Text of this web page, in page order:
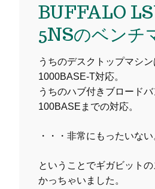
BUFFALO
5NSのベンチ
うちのデスクトップマシ
1000BASE-T対応。
うちのハブ付きブロードバ
100BASEまでの対応。
・・・非常にもったいない
ということでギガビット
かっちゃいました。